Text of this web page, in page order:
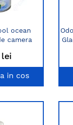
ocean
camera
lei
in cos